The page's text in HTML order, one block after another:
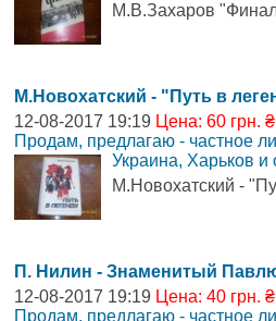
М.В.Захаров
М.Новохатский - "Путь в
12-08-2017 19:19 Цена: 60 грн. ₴
Продам, предлагаю - частное
Украина, Харьков и
М.Новохатский -
П. Нилин - Знаменитый
12-08-2017 19:19 Цена: 40 грн. ₴
Продам, предлагаю - частное